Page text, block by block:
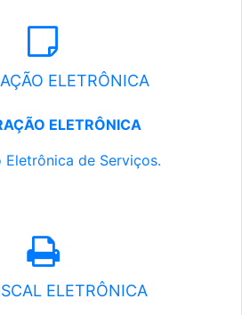
ELETRÔNICA
ELETRÔNICA
Eletrônica de Serviços.
ELETRÔNICA